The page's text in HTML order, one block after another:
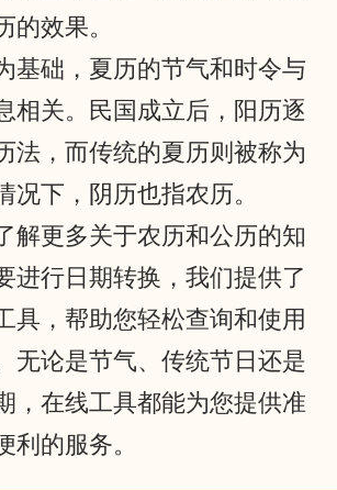
的效果。
基础，夏历的节气和时令与
相关。民国成立后，阳历逐
法，而传统的夏历则被称为
况下，阴历也指农历。
解更多关于农历和公历的知
进行日期转换，我们提供了
具，帮助您轻松查询和使用
无论是节气、传统节日还是
，在线工具都能为您提供准
利的服务。